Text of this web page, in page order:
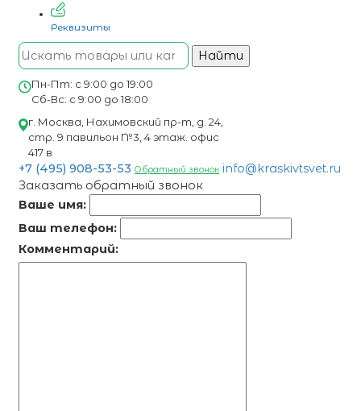
Реквизиты
Найти
Пн-Пт: с 9:00 до 19:00
Сб-Вс: с 9:00 до 18:00
г. Москва, Нахимовский пр-т, д. 24,
стр. 9 павильон №3, 4 этаж. офис
417 в
+7 (495) 908-53-53 Обратный звонок info@kraskivtsvet.ru
Заказать обратный звонок
Ваше имя:
Ваш телефон:
Комментарий: